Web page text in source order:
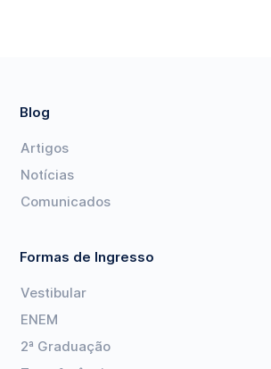
Blog
Artigos
Notícias
Comunicados
Formas de Ingresso
Vestibular
ENEM
2ª Graduação